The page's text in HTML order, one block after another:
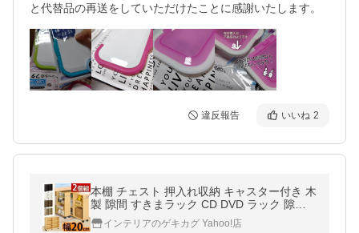
と代替品の再送をしていただけたことに感謝いたします。
違反報告 いいね 2
本棚 チェスト 押入れ収納 キャスター付き 木
製 隙間 すきまラック CD DVD ラック 隙間
収納 ボックス 2個セット
インテリアのゲキカグ Yahoo!店